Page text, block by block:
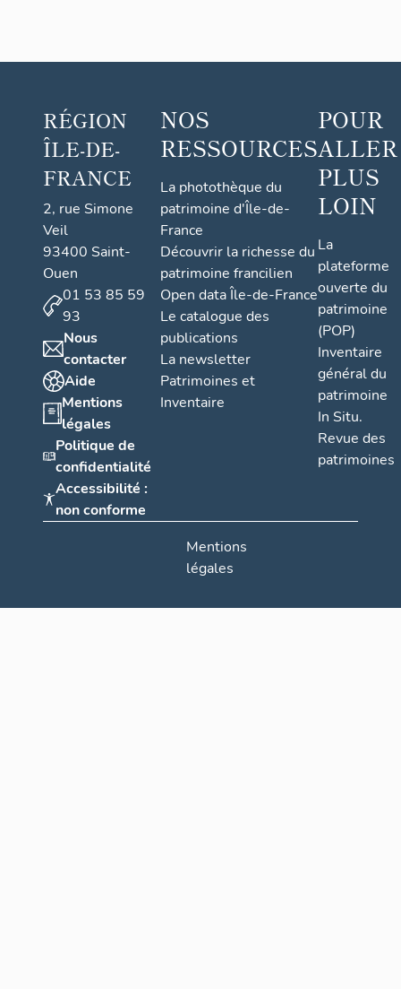
RÉGION
ÎLE-DE-
FRANCE
2, rue Simone
Veil
93400 Saint-
Ouen
01 53 85 59
93
Nous
contacter
Aide
Mentions
légales
Politique de
confidentialité
Accessibilité :
non conforme
NOS
RESSOURCES
La photothèque du
patrimoine d'Île-de-
France
Découvrir la richesse du
patrimoine francilien
Open data Île-de-France
Le catalogue des
publications
La newsletter
Patrimoines et
Inventaire
POUR
ALLER
PLUS
LOIN
La
plateforme
ouverte du
patrimoine
(POP)
Inventaire
général du
patrimoine
In Situ.
Revue des
patrimoines
Mentions
légales